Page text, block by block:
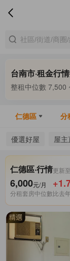
台南市·租金行
合租中位數 5,000
整租中位數 7,500
仁德區 分
優選好屋 屋主
仁德區·行情更新
6,000元/月
分租套房中位數比去年